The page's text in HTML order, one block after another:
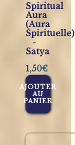
Spiritual
Aura
(Aura
Spirituelle)
-
Satya
1,50€
AJOUTER
AU
PANIER